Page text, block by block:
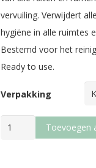
vervuiling. Verwijdert
hygiëne in alle ruimtes
Bestemd voor het
Ready to use.
Verpakking
GLAS
Toevoegen